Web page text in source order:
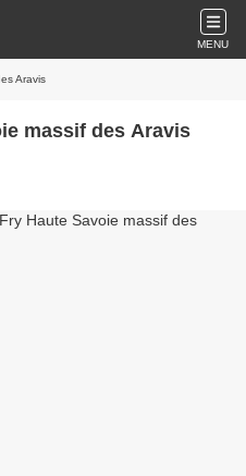
MENU
Aravis
massif des Aravis